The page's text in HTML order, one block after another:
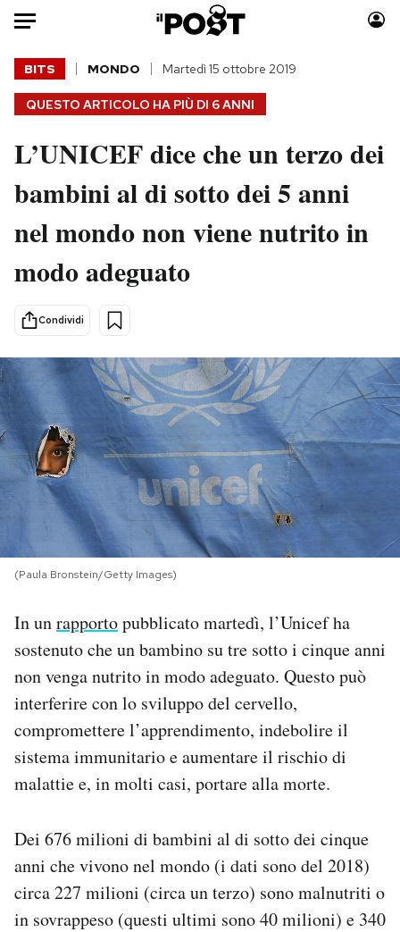
Auto
HOME
Italia
Politica
Tecnologia
Scienza
Cultura
Economia
Sport
Moda
Consumismi
Storie/Idee
Mondiali calcio 2026
PODCAST
NEWSLETTER
I MIEI PREFERITI
CALENDARIO
AREA PERSONALE
Area Personale
Newsletter
Regala il Post
Hai bisogno di aiuto?
Esci
QUESTO ARTICOLO HA PIÙ DI 6 ANNI
BITS MONDO Martedì 15 ottobre 2019
L’UNICEF dice che un terzo dei
bambini al di sotto dei 5 anni
nel mondo non viene nutrito in
modo adeguato
Condividi
(Paula Bronstein/Getty Images)
In unrapportopubblicato martedì, l’Unicef ​​ha
sostenuto che un bambino su tre sotto i cinque anni
non venga nutrito in modo adeguato. Questo può
interferire con lo sviluppo del cervello,
compromettere l’apprendimento, indebolire il
sistema immunitario e aumentare il rischio di
malattie e, in molti casi, portare alla morte.
Dei 676 milioni di bambini al di sotto dei cinque
anni che vivono nel mondo (i dati sono del 2018)
circa 227 milioni (circa un terzo) sono malnutriti o
in sovrappeso (questi ultimi sono 40 milioni) e 340